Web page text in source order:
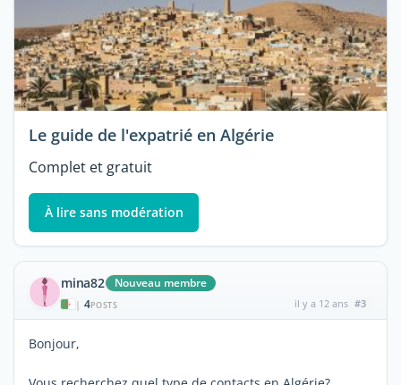
Le guide de l'expatrié en Algérie
Complet et gratuit
À lire sans modération
mina82 Nouveau membre
| 4POSTS il y a 12 ans #3
Bonjour,